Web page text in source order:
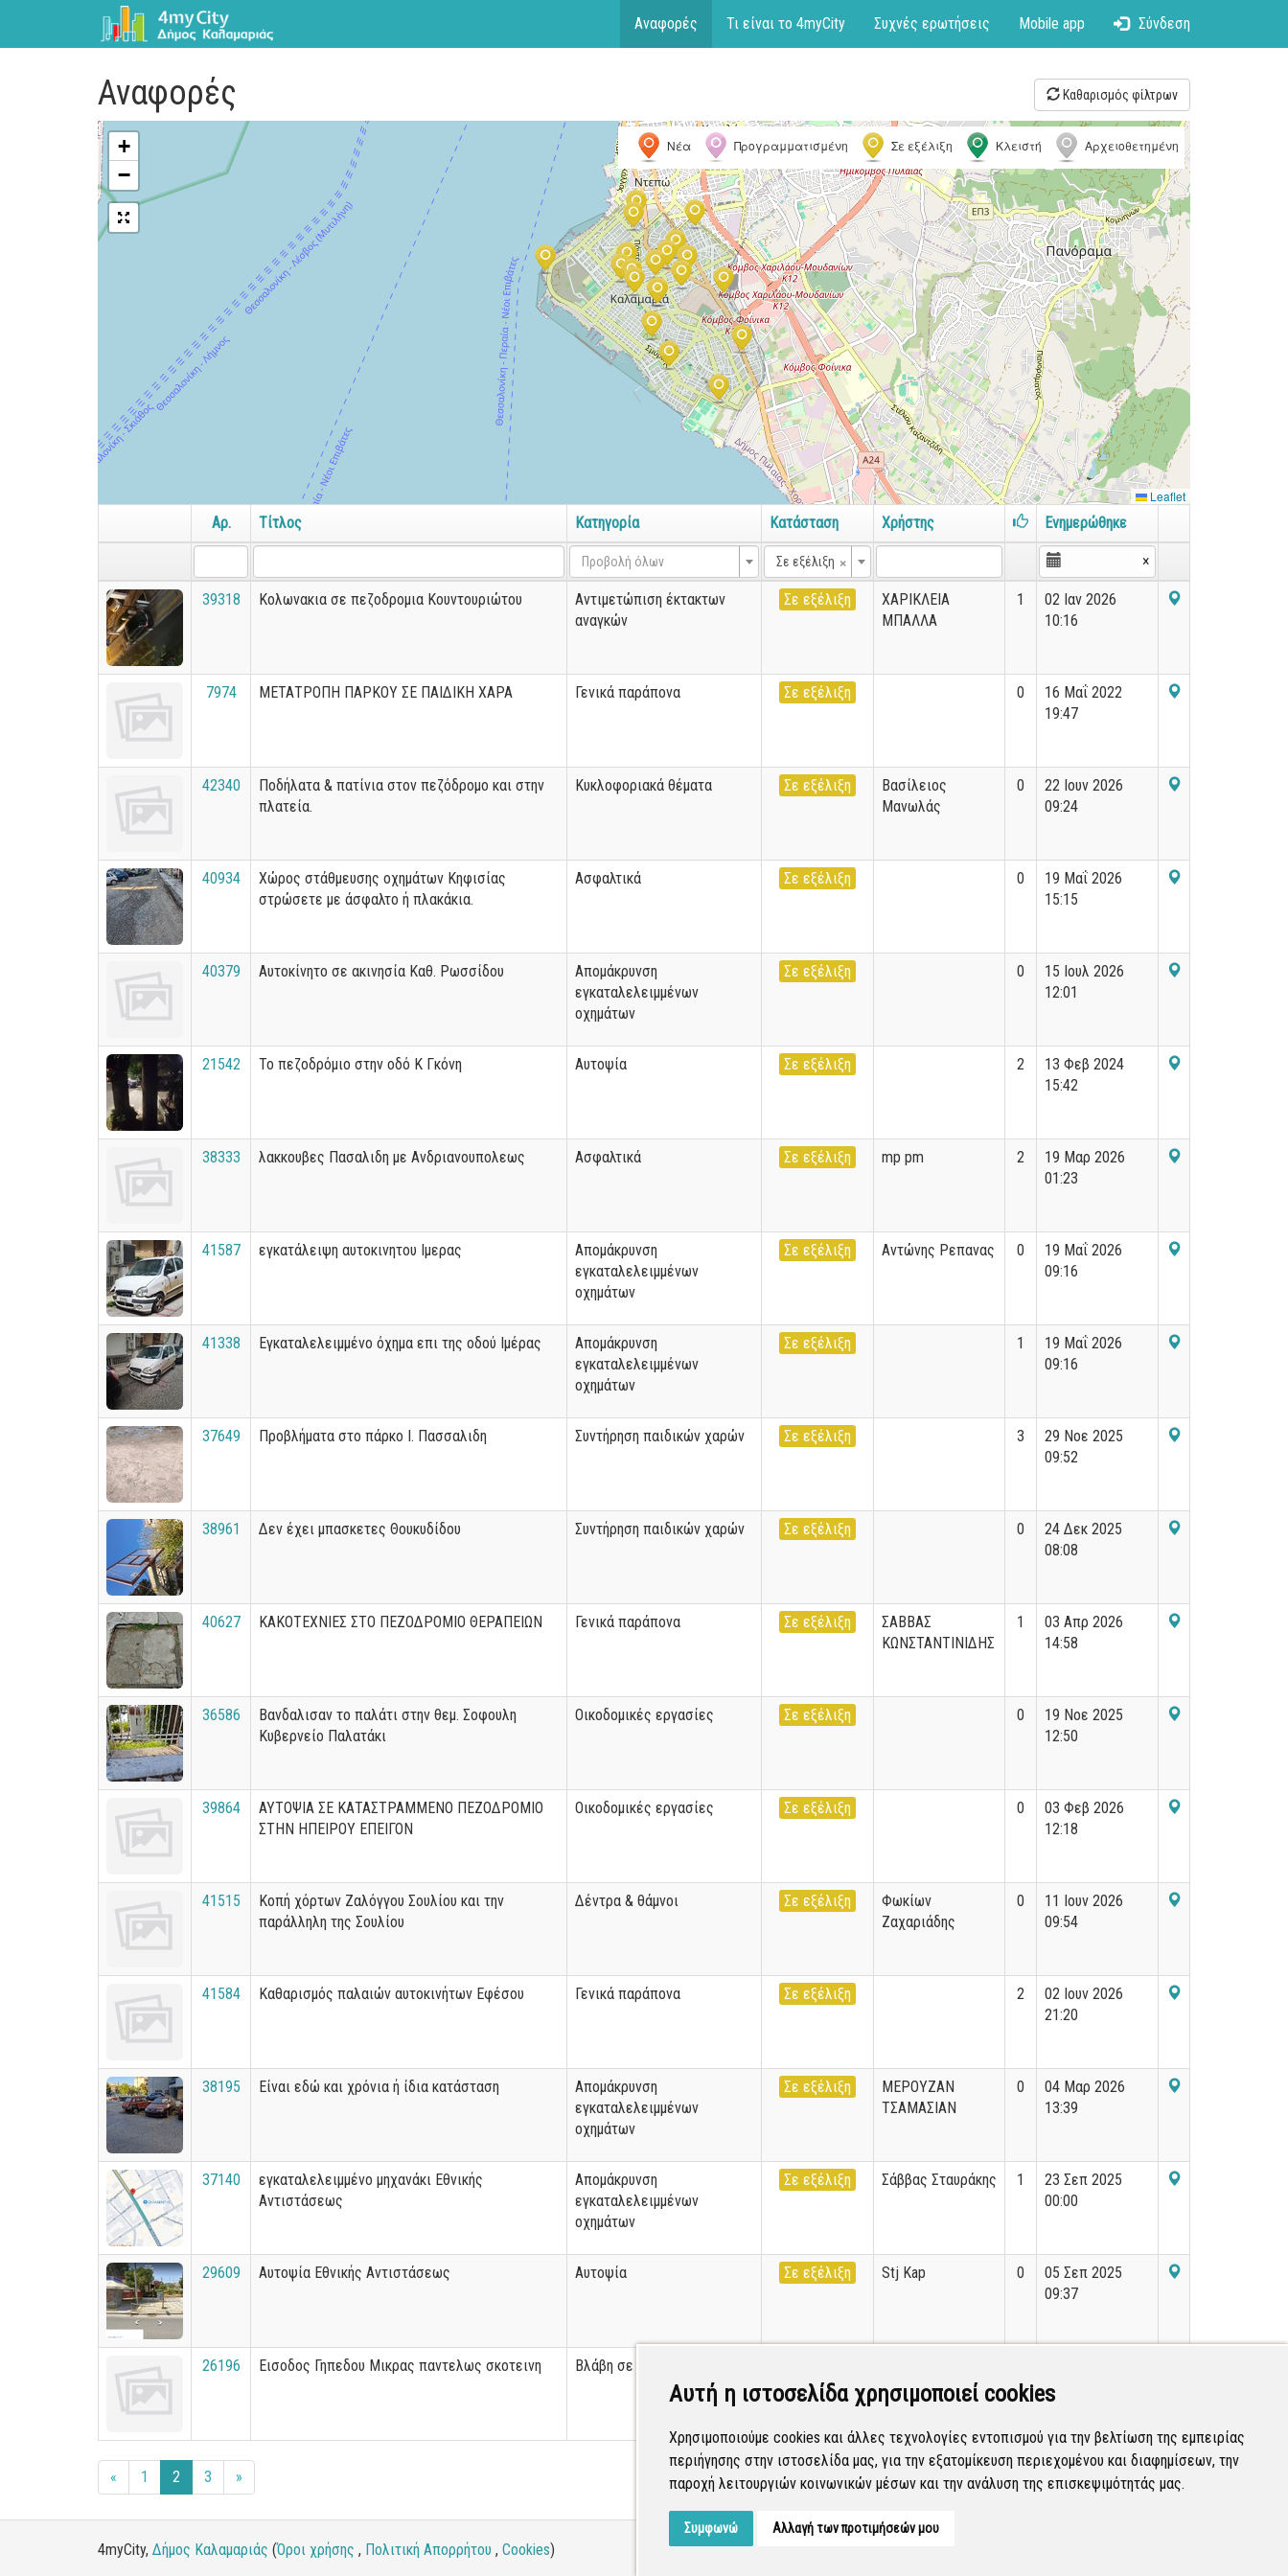
Αυτή η ιστοσελίδα χρησιμοποιεί cookies
Χρησιμοποιούμε cookies και άλλες τεχνολογίες εντοπισμού για την βελτίωση της εμπειρίας
περιήγησης στην ιστοσελίδα μας, για την εξατομίκευση περιεχομένου και διαφημίσεων, την
παροχή λειτουργιών κοινωνικών μέσων και την ανάλυση της επισκεψιμότητάς μας.
Συμφωνώ Αλλαγή των προτιμήσεών μου
Αναφορές Τι είναι το 4myCity Συχνές ερωτήσεις Mobile app Σύνδεση
Αναφορές Καθαρισμός φίλτρων
+
−
Νέα Προγραμματισμένη Σε εξέλιξη Κλειστή Αρχειοθετημένη
Leaflet
Αρ. Τίτλος Κατηγορία Κατάσταση Χρήστης Ενημερώθηκε
Προβολή όλων ×
Σε εξέλιξη ×
39318 Κολωνακια σε πεζοδρομια Κουντουριώτου
Αντιμετώπιση έκτακτων
αναγκών
Σε εξέλιξη
ΧΑΡΙΚΛΕΙΑ
ΜΠΑΛΛΑ
1
02 Ιαν 2026
10:16
7974 ΜΕΤΑΤΡΟΠΗ ΠΑΡΚΟΥ ΣΕ ΠΑΙΔΙΚΗ ΧΑΡΑ Γενικά παράπονα Σε εξέλιξη 0
16 Μαΐ 2022
19:47
42340
Ποδήλατα & πατίνια στον πεζόδρομο και στην
πλατεία.
Κυκλοφοριακά θέματα Σε εξέλιξη
Βασίλειος
Μανωλάς
0
22 Ιουν 2026
09:24
40934
Χώρος στάθμευσης οχημάτων Κηφισίας
στρώσετε με άσφαλτο ή πλακάκια.
Ασφαλτικά Σε εξέλιξη 0
19 Μαΐ 2026
15:15
40379 Αυτοκίνητο σε ακινησία Καθ. Ρωσσίδου
Απομάκρυνση
εγκαταλελειμμένων
οχημάτων
Σε εξέλιξη 0
15 Ιουλ 2026
12:01
21542 Το πεζοδρόμιο στην οδό Κ Γκόνη Αυτοψία Σε εξέλιξη 2
13 Φεβ 2024
15:42
38333 λακκουβες Πασαλιδη με Ανδριανουπολεως Ασφαλτικά Σε εξέλιξη mp pm 2
19 Μαρ 2026
01:23
41587 εγκατάλειψη αυτοκινητου Ιμερας
Απομάκρυνση
εγκαταλελειμμένων
οχημάτων
Σε εξέλιξη Αντώνης Ρεπανας 0
19 Μαΐ 2026
09:16
41338 Εγκαταλελειμμένο όχημα επι της οδού Ιμέρας
Απομάκρυνση
εγκαταλελειμμένων
οχημάτων
Σε εξέλιξη 1
19 Μαΐ 2026
09:16
37649 Προβλήματα στο πάρκο Ι. Πασσαλιδη Συντήρηση παιδικών χαρών Σε εξέλιξη 3
29 Νοε 2025
09:52
38961 Δεν έχει μπασκετες Θουκυδίδου Συντήρηση παιδικών χαρών Σε εξέλιξη 0
24 Δεκ 2025
08:08
40627 ΚΑΚΟΤΕΧΝΙΕΣ ΣΤΟ ΠΕΖΟΔΡΟΜΙΟ ΘΕΡΑΠΕΙΩΝ Γενικά παράπονα Σε εξέλιξη
ΣΑΒΒΑΣ
ΚΩΝΣΤΑΝΤΙΝΙΔΗΣ
1
03 Απρ 2026
14:58
36586
Βανδαλισαν το παλάτι στην θεμ. Σοφουλη
Κυβερνείο Παλατάκι
Οικοδομικές εργασίες Σε εξέλιξη 0
19 Νοε 2025
12:50
39864
ΑΥΤΟΨΙΑ ΣΕ ΚΑΤΑΣΤΡΑΜΜΕΝΟ ΠΕΖΟΔΡΟΜΙΟ
ΣΤΗΝ ΗΠΕΙΡΟΥ ΕΠΕΙΓΟΝ
Οικοδομικές εργασίες Σε εξέλιξη 0
03 Φεβ 2026
12:18
41515
Κοπή χόρτων Ζαλόγγου Σουλίου και την
παράλληλη της Σουλίου
Δέντρα & θάμνοι Σε εξέλιξη
Φωκίων
Ζαχαριάδης
0
11 Ιουν 2026
09:54
41584 Καθαρισμός παλαιών αυτοκινήτων Εφέσου Γενικά παράπονα Σε εξέλιξη 2
02 Ιουν 2026
21:20
38195 Είναι εδώ και χρόνια ή ίδια κατάσταση
Απομάκρυνση
εγκαταλελειμμένων
οχημάτων
Σε εξέλιξη
ΜΕΡΟΥΖΑΝ
ΤΣΑΜΑΣΙΑΝ
0
04 Μαρ 2026
13:39
37140
εγκαταλελειμμένο μηχανάκι Εθνικής
Αντιστάσεως
Απομάκρυνση
εγκαταλελειμμένων
οχημάτων
Σε εξέλιξη Σάββας Σταυράκης 1
23 Σεπ 2025
00:00
29609 Αυτοψία Εθνικής Αντιστάσεως Αυτοψία Σε εξέλιξη Stj Kap 0
05 Σεπ 2025
09:37
26196 Εισοδος Γηπεδου Μικρας παντελως σκοτεινη Βλάβη σε δημόσιο φωτισμό
18:40
« 1 2 3 » Εμφανίζονται21-40από 48εγγραφές.
4myCity, Δήμος Καλαμαριάς (Όροι χρήσης , Πολιτική Απορρήτου , Cookies)